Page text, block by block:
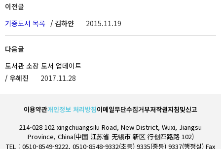
이전글
기증도서 목록 / 김하얀 2015.11.19
다음글
도서관 소장 도서 업데이트
/ 우혜진
2017.11.28
이용약관개인정보 처리방침이메일무단수집거부저작권지침및신고
214-028 102 xingchuangsilu Road, New District, Wuxi, Jiangsu
Province, China(中国 江苏省 无锡市 新区 行创四路路 102)
TEL : 0510-8549-9222, 0510-8548-9332(초등) 9335(중등) 9337(행정실) Fax